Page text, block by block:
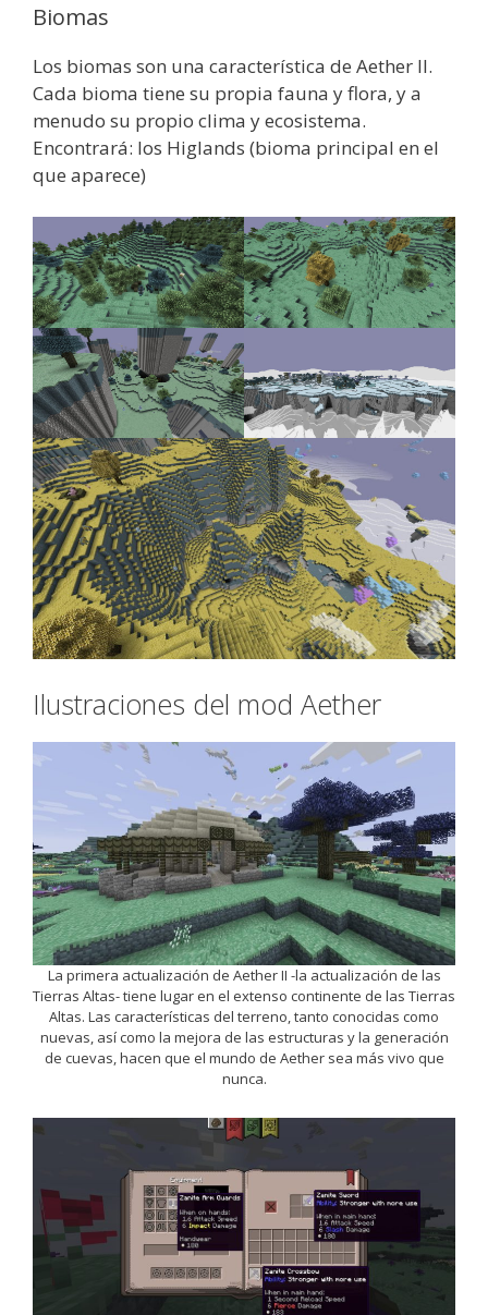
Biomas
Los biomas son una característica de Aether II.
Cada bioma tiene su propia fauna y flora, y a
menudo su propio clima y ecosistema.
Encontrará: los Higlands (bioma principal en el
que aparece)
Ilustraciones del mod Aether
La primera actualización de Aether II -la actualización de las
Tierras Altas- tiene lugar en el extenso continente de las Tierras
Altas. Las características del terreno, tanto conocidas como
nuevas, así como la mejora de las estructuras y la generación
de cuevas, hacen que el mundo de Aether sea más vivo que
nunca.